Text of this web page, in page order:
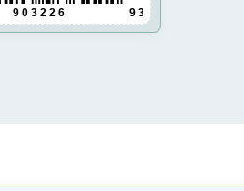
9 0 3 2 2 6 9 3 6 2 2 2